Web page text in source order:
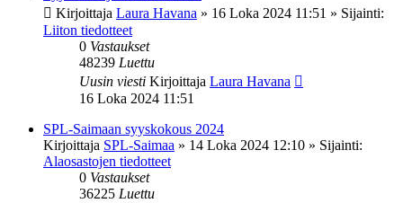
Kirjoittaja Laura Havana » 16 Loka 2024 11:51 » Sijainti:
Liiton tiedotteet
0 Vastaukset
48239 Luettu
Uusin viesti Kirjoittaja Laura Havana
16 Loka 2024 11:51
SPL-Saimaan syyskokous 2024
Kirjoittaja SPL-Saimaa » 14 Loka 2024 12:10 » Sijainti:
Alaosastojen tiedotteet
0 Vastaukset
36225 Luettu